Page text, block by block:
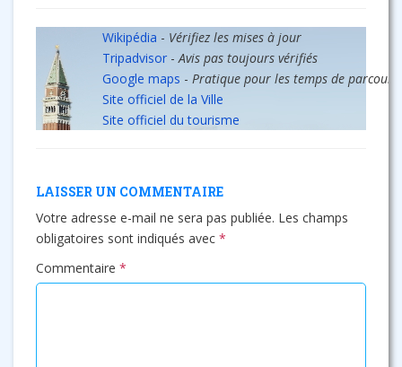
Wikipédia - Vérifiez les mises à jour
Tripadvisor- Avis pas toujours vérifiés
Google maps - Pratique pour les temps de parcours
Site officiel de la Ville
Site officiel du tourisme
LAISSER UN COMMENTAIRE
Votre adresse e-mail ne sera pas publiée. Les champs
obligatoires sont indiqués avec *
Commentaire *